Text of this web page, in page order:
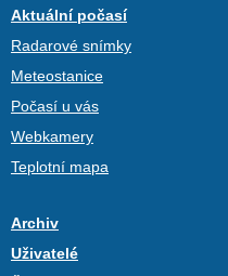
Aktuální počasí
Radarové snímky
Meteostanice
Počasí u vás
Webkamery
Teplotní mapa
Archiv
Uživatelé